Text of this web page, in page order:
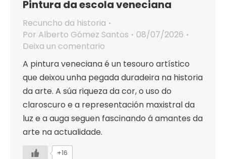
Pintura da escola veneciana
Recuncho da historia
Por Alberto Gómez Santos
08/07/2026
Deixa un comentario
A pintura veneciana é un tesouro artístico
que deixou unha pegada duradeira na historia
da arte. A súa riqueza da cor, o uso do
claroscuro e a representación maxistral da
luz e a auga seguen fascinando á amantes da
arte na actualidade.
+16